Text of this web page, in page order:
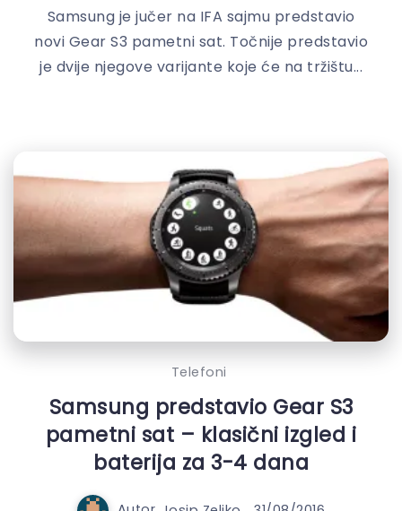
Samsung je jučer na IFA sajmu predstavio
novi Gear S3 pametni sat. Točnije predstavio
je dvije njegove varijante koje će na tržištu...
Telefoni
Samsung predstavio Gear S3
pametni sat – klasični izgled i
baterija za 3-4 dana